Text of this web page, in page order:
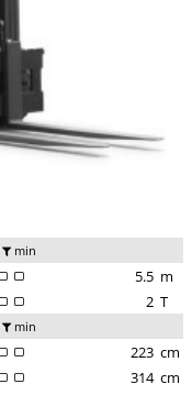
min
5.5 m
2 T
min
223 cm
314 cm